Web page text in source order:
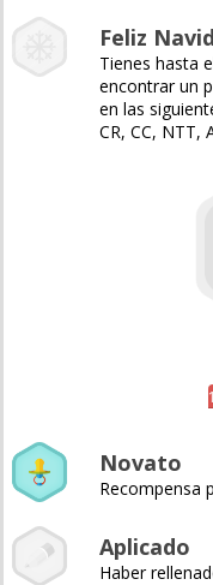
Feliz
Tienes hasta
encontrar un
en las
CR, CC, NTT,
Novato
Recompensa
Aplicado
Haber